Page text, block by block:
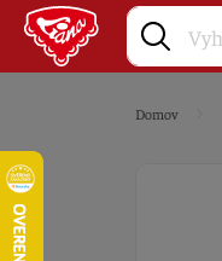
Domov